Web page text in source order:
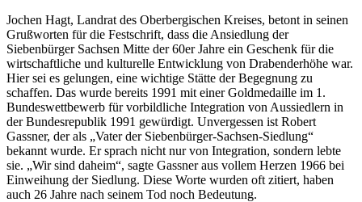
Jochen Hagt, Landrat des Oberbergischen Kreises, betont in seinen
Grußworten für die Festschrift, dass die Ansiedlung der
Siebenbürger Sachsen Mitte der 60er Jahre ein Geschenk für die
wirtschaftliche und kulturelle Entwicklung von Drabenderhöhe war.
Hier sei es gelungen, eine wichtige Stätte der Begegnung zu
schaffen. Das wurde bereits 1991 mit einer Goldmedaille im 1.
Bundeswettbewerb für vorbildliche Integration von Aussiedlern in
der Bundesrepublik 1991 gewürdigt. Unvergessen ist Robert
Gassner, der als „Vater der Siebenbürger-Sachsen-Siedlung“
bekannt wurde. Er sprach nicht nur von Integration, sondern lebte
sie. „Wir sind daheim“, sagte Gassner aus vollem Herzen 1966 bei
Einweihung der Siedlung. Diese Worte wurden oft zitiert, haben
auch 26 Jahre nach seinem Tod noch Bedeutung.